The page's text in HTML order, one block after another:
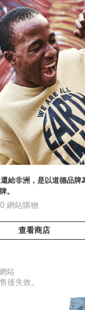
給非洲，是以道德品牌
。
網站購物
查看商店
站
後失效。